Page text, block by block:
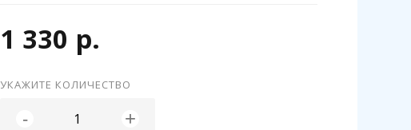
1 330 р.
УКАЖИТЕ КОЛИЧЕСТВО
- +